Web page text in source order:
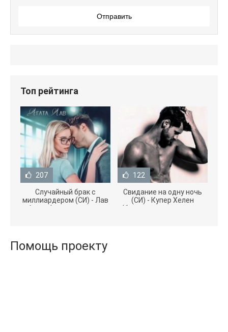
Отправить
Топ рейтинга
207
Случайный брак с
миллиардером (СИ) - Лав
Агата (полная версия
122
Свидание на одну ночь
(СИ) - Купер Хелен
(бесплатные серии книг
Помощь проекту